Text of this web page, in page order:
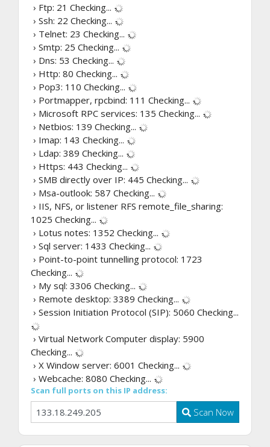
› Ftp: 21 Checking...
› Ssh: 22 Checking...
› Telnet: 23 Checking...
› Smtp: 25 Checking...
› Dns: 53 Checking...
› Http: 80 Checking...
› Pop3: 110 Checking...
› Portmapper, rpcbind: 111 Checking...
› Microsoft RPC services: 135 Checking...
› Netbios: 139 Checking...
› Imap: 143 Checking...
› Ldap: 389 Checking...
› Https: 443 Checking...
› SMB directly over IP: 445 Checking...
› Msa-outlook: 587 Checking...
› IIS, NFS, or listener RFS remote_file_sharing:
1025 Checking...
› Lotus notes: 1352 Checking...
› Sql server: 1433 Checking...
› Point-to-point tunnelling protocol: 1723
Checking...
› My sql: 3306 Checking...
› Remote desktop: 3389 Checking...
› Session Initiation Protocol (SIP): 5060 Checking...
› Virtual Network Computer display: 5900
Checking...
› X Window server: 6001 Checking...
› Webcache: 8080 Checking...
Scan full ports on this IP address:
Scan Now